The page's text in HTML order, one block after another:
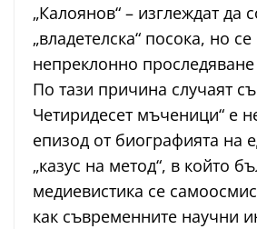
„Калоянов“ – изглеждат да
„владетелска“ посока, но
непреклонно проследяване
По тази причина случаят
Четиридесет мъченици“ е
епизод от биографията на
„казус на метод“, в който
медиевистика се
как съвременните научни